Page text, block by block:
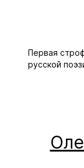
Первая
русской